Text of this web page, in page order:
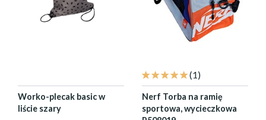
Worko-plecak basic w
liście szary
(1)
Nerf Torba na ramię
sportowa, wycieczkowa